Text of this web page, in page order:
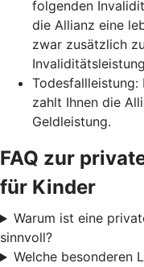
folgenden
die Allianz eine
zwar zusätzlich
Todesfallleistung:
zahlt Ihnen die
Geldleistung.
FAQ zur
für Kinder
Warum ist eine
sinnvoll?
Welche besonderen